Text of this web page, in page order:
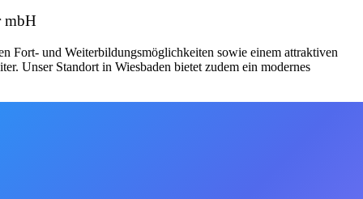
mbH
Fort- und Weiterbildungsmöglichkeiten sowie einem attraktiven
Unser Standort in Wiesbaden bietet zudem ein modernes